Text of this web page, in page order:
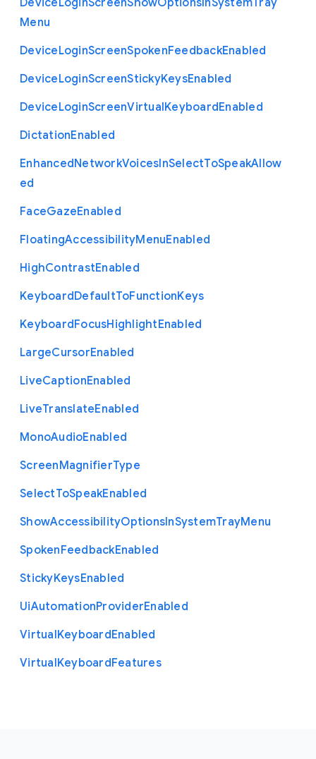
DeviceLoginScreenShowOptionsInSystem Tray
Menu
DeviceLoginScreenSpokenFeedbackEnabled
DeviceLoginScreenStickyKeysEnabled
DeviceLoginScreenVirtualKeyboardEnabled
DictationEnabled
EnhancedNetworkVoicesInSelectToSpeakAllow
ed
FaceGazeEnabled
FloatingAccessibilityMenuEnabled
HighContrastEnabled
KeyboardDefaultToFunctionKeys
KeyboardFocusHighlightEnabled
LargeCursorEnabled
LiveCaptionEnabled
LiveTranslateEnabled
MonoAudioEnabled
ScreenMagnifierType
SelectToSpeakEnabled
ShowAccessibilityOptionsInSystemTrayMenu
SpokenFeedbackEnabled
StickyKeysEnabled
UiAutomationProviderEnabled
VirtualKeyboardEnabled
VirtualKeyboardFeatures